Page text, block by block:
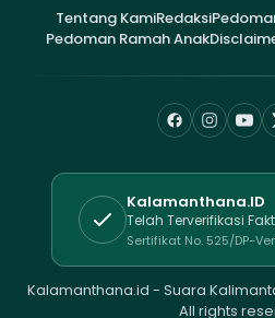
Tentang KamiRedaksi
Pedoman Ramah Anak
Kalamanthana.ID
Telah Terverifikasi
Sertifikat No. 525/DP-
Kalamanthana.id - Suara
All rights